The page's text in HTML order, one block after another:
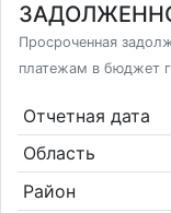
Просроченная
платежам в бюджет
Отчетная дата
Область
Район